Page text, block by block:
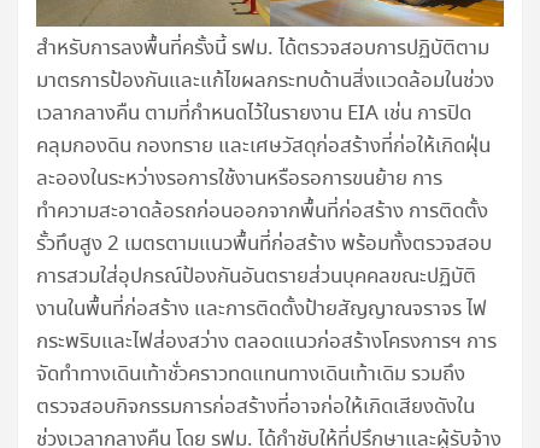
สำหรับการลงพื้นที่ครั้งนี้ รฟม. ได้ตรวจสอบการปฏิบัติตาม
มาตรการป้องกันและแก้ไขผลกระทบด้านสิ่งแวดล้อมในช่วง
เวลากลางคืน ตามที่กำหนดไว้ในรายงาน EIA เช่น การปิด
คลุมกองดิน กองทราย และเศษวัสดุก่อสร้างที่ก่อให้เกิดฝุ่น
ละอองในระหว่างรอการใช้งานหรือรอการขนย้าย การ
ทำความสะอาดล้อรถก่อนออกจากพื้นที่ก่อสร้าง การติดตั้ง
รั้วทึบสูง 2 เมตรตามแนวพื้นที่ก่อสร้าง พร้อมทั้งตรวจสอบ
การสวมใส่อุปกรณ์ป้องกันอันตรายส่วนบุคคลขณะปฏิบัติ
งานในพื้นที่ก่อสร้าง และการติดตั้งป้ายสัญญาณจราจร ไฟ
กระพริบและไฟส่องสว่าง ตลอดแนวก่อสร้างโครงการฯ การ
จัดทำทางเดินเท้าชั่วคราวทดแทนทางเดินเท้าเดิม รวมถึง
ตรวจสอบกิจกรรมการก่อสร้างที่อาจก่อให้เกิดเสียงดังใน
ช่วงเวลากลางคืน โดย รฟม. ได้กำชับให้ที่ปรึกษาและผู้รับจ้าง